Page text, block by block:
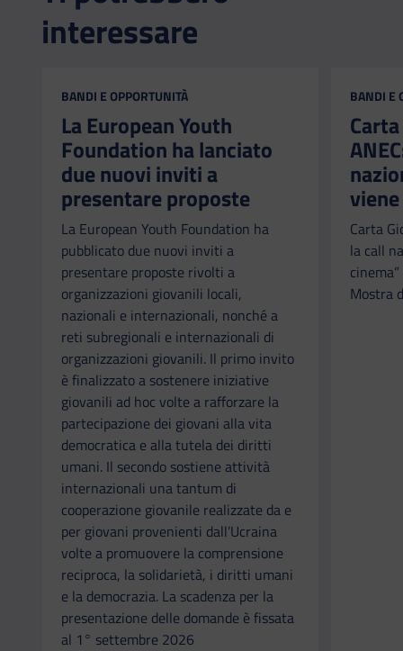
interessare
CATEGORIA:
BANDI E OPPORTUNITÀ
La European Youth
Foundation ha lanciato
due nuovi inviti a
presentare proposte
La European Youth Foundation ha
pubblicato due nuovi inviti a
presentare proposte rivolti a
organizzazioni giovanili locali,
nazionali e internazionali, nonché a
reti subregionali e internazionali di
organizzazioni giovanili. Il primo invito
è finalizzato a sostenere iniziative
giovanili ad hoc volte a rafforzare la
partecipazione dei giovani alla vita
democratica e alla tutela dei diritti
umani. Il secondo sostiene attività
internazionali una tantum di
cooperazione giovanile realizzate da e
per giovani provenienti dall’Ucraina
volte a promuovere la comprensione
reciproca, la solidarietà, i diritti umani
e la democrazia. La scadenza per la
presentazione delle domande è fissata
al 1° settembre 2026
BANDI E
Carta
la call
Mostra